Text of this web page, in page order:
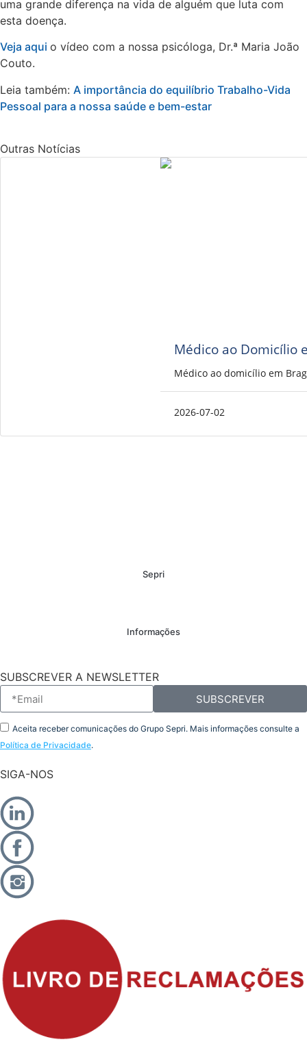
uma grande diferença na vida de alguém que luta com
esta doença.
Veja aqui o vídeo com a nossa psicóloga, Dr.ª Maria João
Couto.
Leia também: A importância do equilíbrio Trabalho-Vida
Pessoal para a nossa saúde e bem-estar
Outras Notícias
Médico ao Domicílio
Médico ao domicílio em
2026-07-02
Sepri
Informações
SUBSCREVER A NEWSLETTER
Aceita receber comunicações do Grupo Sepri. Mais informações consulte a
Política de Privacidade.
SUBSCREVER
SIGA-NOS